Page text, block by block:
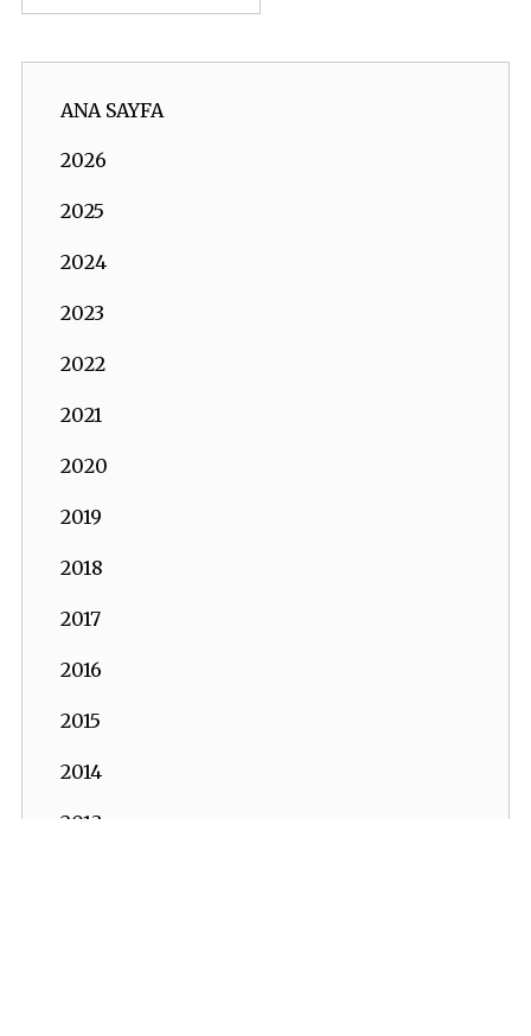
ANA SAYFA
2026
2025
2024
2023
2022
2021
2020
2019
2018
2017
2016
2015
2014
2013